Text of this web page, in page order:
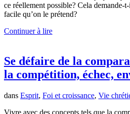
ce réellement possible? Cela demande-
facile qu’on le prétend?
Continuer à lire
Se défaire de la
la compétition, échec,
dans Esprit, Foi et croissance, Vie
Vivre avec des concepts tels que la